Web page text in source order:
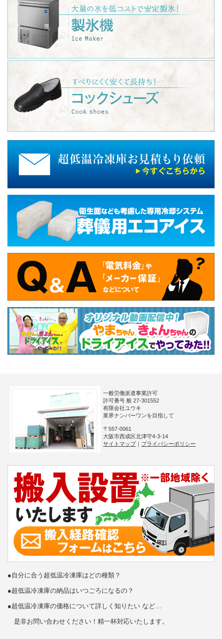
一般労働派遣事業許可
許可番号 般 27-301552
有限会社ユウキ
業界ナンバーワンを目指して
〒557-0061
大阪市西成区北津守4-3-14
サイトマップ
プライバシーポリシー
●自分に合う超低温冷凍庫はどの種類？
●超低温冷凍庫の納品はいつごろになるの？
●超低温冷凍庫の価格について詳しく知りたい など…
是非お問い合わせください！精一杯対応いたします。